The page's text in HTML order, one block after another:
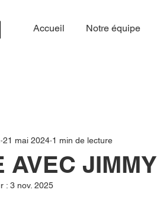
Accueil Notre équipe
AVEC
21 mai 2024 1 min de lecture
: 3 nov. 2025